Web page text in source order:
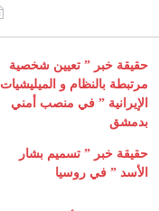
حقيقة خبر ” تعيين شخصية
مرتبطة بالنظام و الميليشيات
الإيرانية ” في منصب أمني
بدمشق
حقيقة خبر ” تسميم بشار
الأسد ” في روسيا